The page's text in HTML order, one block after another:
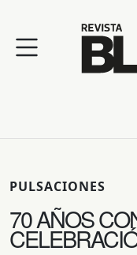
PULSACIONES
70 AÑOS